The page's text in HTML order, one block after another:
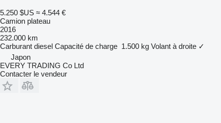
5.250 $US ≈ 4.544 €
Camion plateau
2016
232.000 km
Carburant diesel Capacité de charge 1.500 kg Volant à droite ✓
Japon
EVERY TRADING Co Ltd
Contacter le vendeur